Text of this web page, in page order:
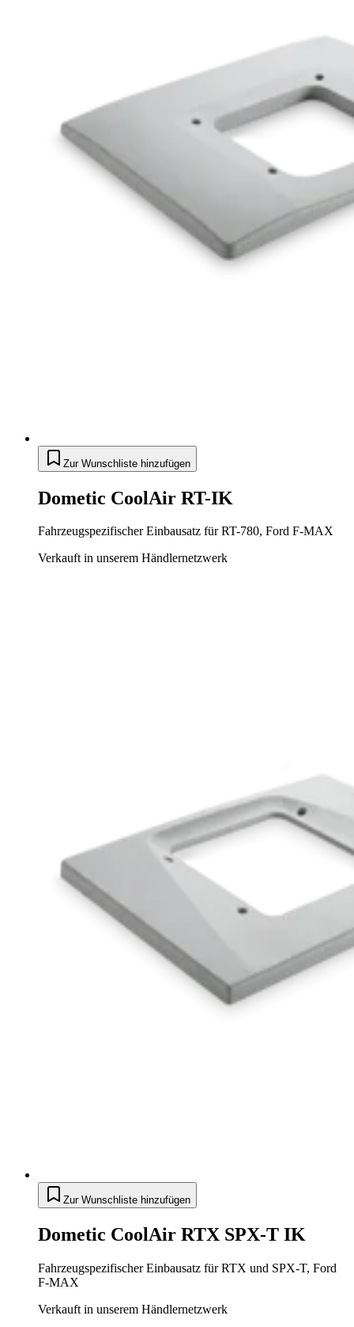
Zur Wunschliste hinzufügen
Dometic CoolAir RT-IK
Fahrzeugspezifischer Einbausatz für RT-780, Ford F-MAX
Verkauft in unserem Händlernetzwerk
Zur Wunschliste hinzufügen
Dometic CoolAir RTX SPX-T IK
Fahrzeugspezifischer Einbausatz für RTX und SPX-T, Ford
F-MAX
Verkauft in unserem Händlernetzwerk